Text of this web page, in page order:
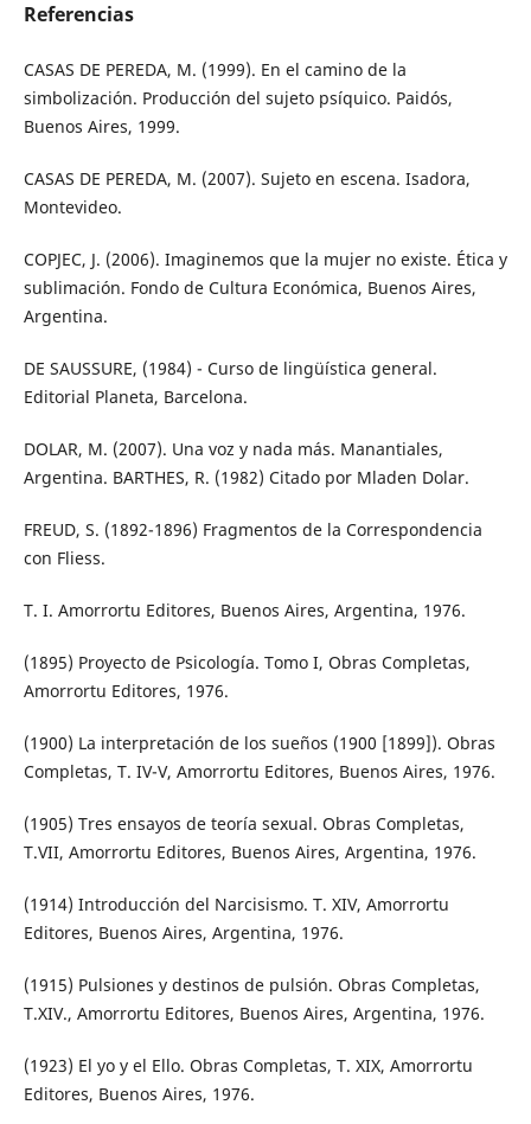
Referencias
CASAS DE PEREDA, M. (1999). En el camino de la
simbolización. Producción del sujeto psíquico. Paidós,
Buenos Aires, 1999.
CASAS DE PEREDA, M. (2007). Sujeto en escena. Isadora,
Montevideo.
COPJEC, J. (2006). Imaginemos que la mujer no existe. Ética y
sublimación. Fondo de Cultura Económica, Buenos Aires,
Argentina.
DE SAUSSURE, (1984) - Curso de lingüística general.
Editorial Planeta, Barcelona.
DOLAR, M. (2007). Una voz y nada más. Manantiales,
Argentina. BARTHES, R. (1982) Citado por Mladen Dolar.
FREUD, S. (1892-1896) Fragmentos de la Correspondencia
con Fliess.
T. I. Amorrortu Editores, Buenos Aires, Argentina, 1976.
(1895) Proyecto de Psicología. Tomo I, Obras Completas,
Amorrortu Editores, 1976.
(1900) La interpretación de los sueños (1900 [1899]). Obras
Completas, T. IV-V, Amorrortu Editores, Buenos Aires, 1976.
(1905) Tres ensayos de teoría sexual. Obras Completas,
T.VII, Amorrortu Editores, Buenos Aires, Argentina, 1976.
(1914) Introducción del Narcisismo. T. XIV, Amorrortu
Editores, Buenos Aires, Argentina, 1976.
(1915) Pulsiones y destinos de pulsión. Obras Completas,
T.XIV., Amorrortu Editores, Buenos Aires, Argentina, 1976.
(1923) El yo y el Ello. Obras Completas, T. XIX, Amorrortu
Editores, Buenos Aires, 1976.